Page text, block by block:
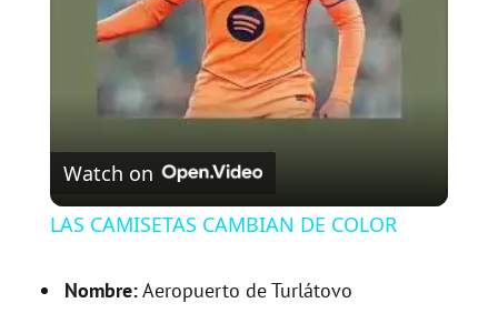
a
y
V
i
d
Watch on
LAS CAMISETAS CAMBIAN DE COLOR
Nombre:Aeropuerto de Turlátovo